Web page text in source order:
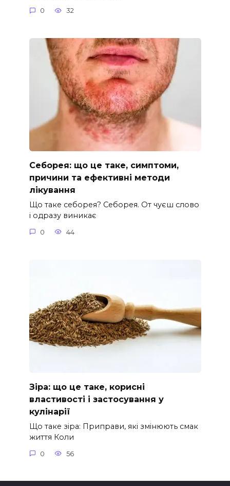
0 32
Себорея: що це таке, симптоми,
причини та ефективні методи
лікування
Що таке себорея? Себорея. От чуєш слово
і одразу виникає
0 44
Зіра: що це таке, корисні
властивості і застосування у
кулінарії
Що таке зіра: Приправи, які змінюють смак
життя Коли
0 56